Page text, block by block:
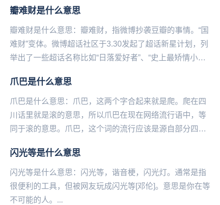
一...
瓣难财是什么意思
瓣难财是什么意思：瓣难财，指微‌‌‌‌‌‌‌博抄袭豆瓣的事情。“国
难财”变体。微博超话社区于3.30发起了超话新星计划，列
举出了一些超话名称比如“日落爱好者”、“史上最矫情小
爪巴是什么意思
爪巴是什么意思：爪巴，这两个字合起来就是爬。爬在四
川话里就是滚的意思，所以爪巴在现在网络流行语中，等
同于滚的意思。爪巴，这个词的流行应该是源自部分四川
朋...
闪光等是什么意思
闪光等是什么意思：闪光等，谐音梗，闪光‌‌‌‌‌‌‌‌‌‌‌‌‌‌‌‌灯。通常是指
很便利的工具，但被网友玩成闪光等[邓伦]。意思是你在等
不可能的人。...